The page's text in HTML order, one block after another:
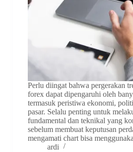
Perlu diingat bahwa pergerakan
forex dapat dipengaruhi oleh
termasuk peristiwa ekonomi,
pasar. Selalu penting untuk
fundamental dan teknikal yang
sebelum membuat keputusan
mengamati chart bisa
ardi